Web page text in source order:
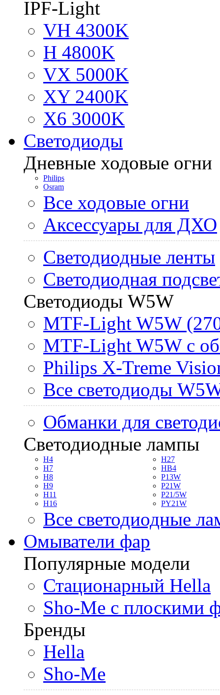
IPF-Light
VH 4300K
H 4800K
VX 5000K
XY 2400K
X6 3000K
Светодиоды
Дневные ходовые огни
Philips
Osram
Все ходовые огни
Аксессуары для ДХО
Светодиодные ленты
Светодиодная
Светодиоды W5W
MTF-Light W5W
MTF-Light W5W с
Philips X-Treme
Все светодиоды
Обманки для
Светодиодные лампы
H4
H7
H8
H9
H11
H16
H27
HB4
P13W
P21W
P21/5W
PY21W
Все светодиодные
Омыватели фар
Популярные модели
Стационарный Hella
Sho-Me с плоскими
Бренды
Hella
Sho-Me